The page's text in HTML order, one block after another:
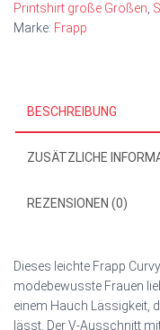
Printshirt große Größen,
Marke: Frapp
BESCHREIBUNG
ZUSÄTZLICHE
REZENSIONEN (0)
Dieses leichte Frapp
modebewusste Frauen
einem Hauch Lässigkeit,
lässt. Der V-Ausschnitt